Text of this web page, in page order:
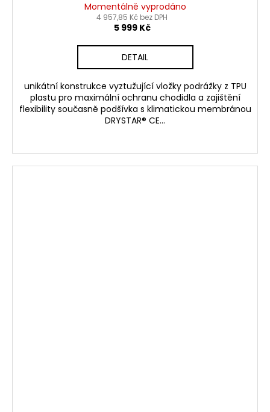
Momentálně vyprodáno
4 957,85 Kč bez DPH
5 999 Kč
DETAIL
unikátní konstrukce vyztužující vložky podrážky z TPU
plastu pro maximální ochranu chodidla a zajištění
flexibility současně podšívka s klimatickou membránou
DRYSTAR® CE...